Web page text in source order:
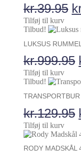
kr.39.95
Tilføj til kurv
Tilbud!
LUKSUS
kr.999.95
Tilføj til kurv
Tilbud!
kr.129.95
Tilføj til kurv
RODY MADSKÅL